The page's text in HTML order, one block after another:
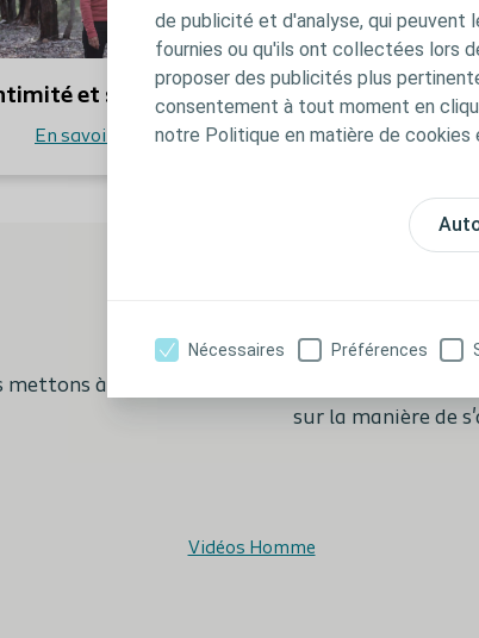
de publicité et d'analyse, qui peuvent
fournies ou qu'ils ont collectées lors
proposer des publicités plus
consentement à tout moment en
notre Politique en matière de
Nécessaires Préférences
et sexualité
En savoir plus
Vie sociale
En savoir plus
mettons à votre disposition de
sur la manière de
Vidéos Homme